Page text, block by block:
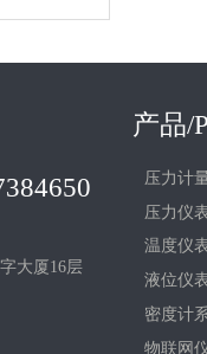
大厦16层
产品/
压力计
压力仪
温度仪
液位仪
密度计
物联网